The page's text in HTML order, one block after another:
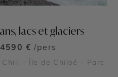
lacs et glaciers
4590 € /pers
- Île de Chiloé - Parc